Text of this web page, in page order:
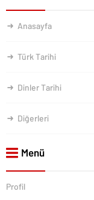
Anasayfa
Türk Tarihi
Dinler Tarihi
Diğerleri
Menü
Profil